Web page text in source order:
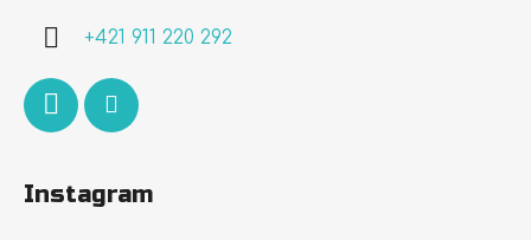
+421 911 220 292
Instagram